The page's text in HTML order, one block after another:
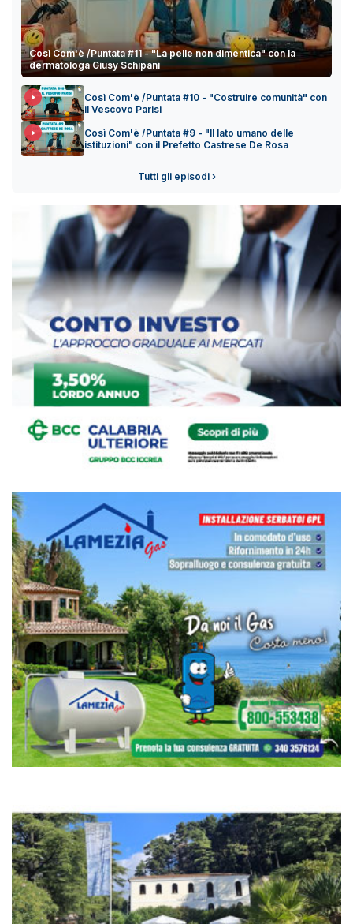
Così Com'è /Puntata #11 - "La pelle non dimentica" con la
dermatologa Giusy Schipani
Così Com'è /Puntata #10 - "Costruire comunità" con
il Vescovo Parisi
Così Com'è /Puntata #9 - "Il lato umano delle
istituzioni" con il Prefetto Castrese De Rosa
Tutti gli episodi ›